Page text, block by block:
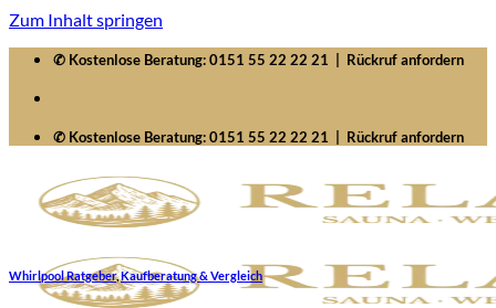
Zum Inhalt springen
✆ Kostenlose Beratung:0151 55 22 22 21 Rückruf anfordern
✆ Kostenlose Beratung:0151 55 22 22 21 Rückruf anfordern
Whirlpool Ratgeber,Kaufberatung & Vergleich